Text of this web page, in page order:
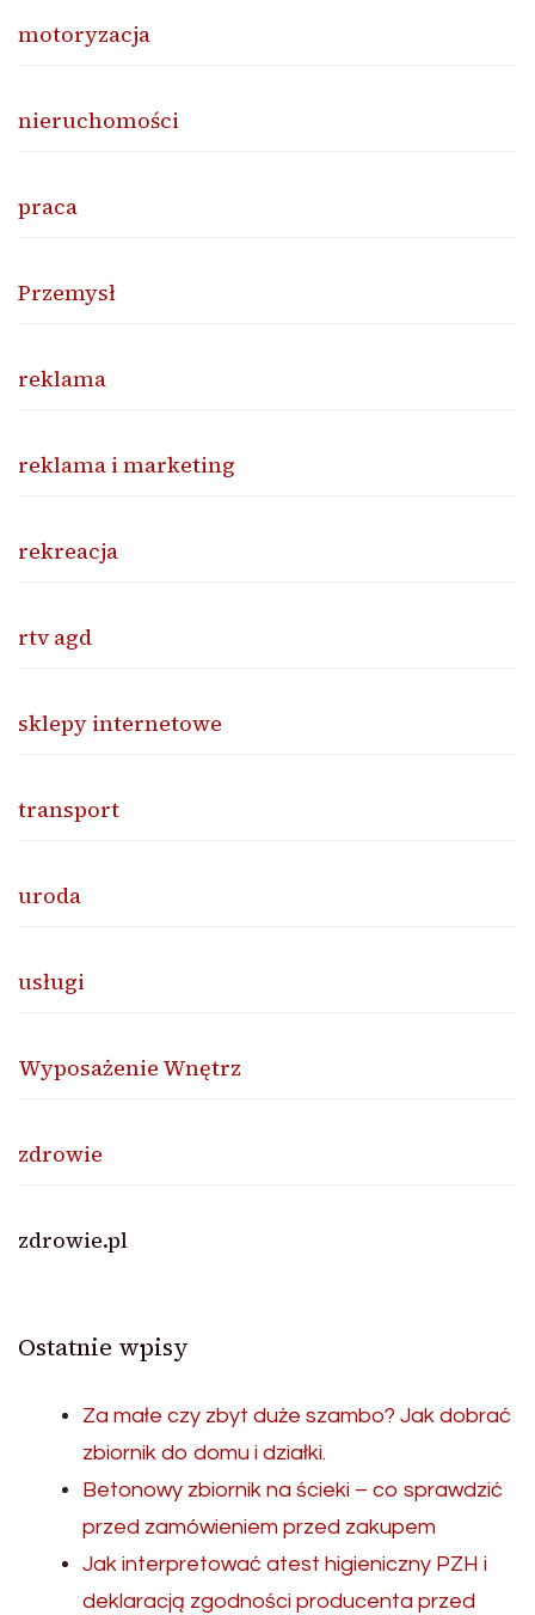
motoryzacja
nieruchomości
praca
Przemysł
reklama
reklama i marketing
rekreacja
rtv agd
sklepy internetowe
transport
uroda
usługi
Wyposażenie Wnętrz
zdrowie
zdrowie.pl
Ostatnie wpisy
Za małe czy zbyt duże szambo? Jak dobrać
zbiornik do domu i działki.
Betonowy zbiornik na ścieki – co sprawdzić
przed zamówieniem przed zakupem
Jak interpretować atest higieniczny PZH i
deklaracją zgodności producenta przed